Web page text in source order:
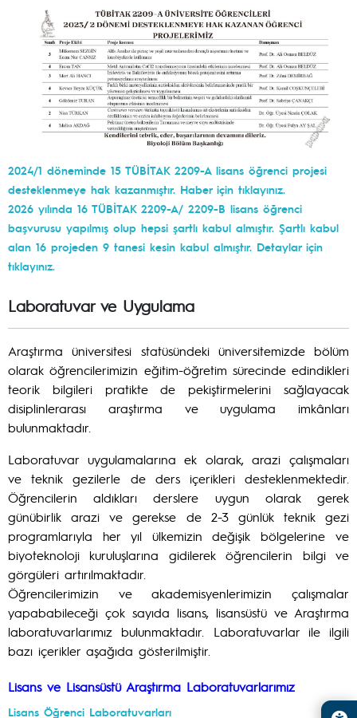
2024/1 döneminde 15 TÜBİTAK 2209-A lisans öğrenci projesi
desteklenmeye hak kazanmıştır. Haber için tıklayınız.
2026 yılında 16 TÜBİTAK 2209-A/ 2209-B lisans öğrenci
başvurusu yapılmış olup hepsi şartlı kabul almıştır. Şartlı kabul
alan 16 projeden 9 tanesi kesin kabul almıştır. Detaylar için
tıklayınız.
Laboratuvar ve Uygulama
Araştırma üniversitesi statüsündeki üniversitemizde bölüm
olarak öğrencilerimizin eğitim-öğretim sürecinde edindikleri
teorik bilgileri pratikte de pekiştirmelerini sağlayacak
disiplinlerarası araştırma ve uygulama imkânları
bulunmaktadır.
Laboratuvar uygulamalarına ek olarak, arazi çalışmaları
ve teknik gezilerle de ders içerikleri desteklenmektedir.
Öğrencilerin aldıkları derslere uygun olarak gerek
günübirlik arazi ve gerekse de 2-3 günlük teknik gezi
programlarıyla her yıl ülkemizin değişik bölgelerine ve
biyoteknoloji kuruluşlarına gidilerek öğrencilerin bilgi ve
görgüleri artırılmaktadır.
Öğrencilerimizin ve akademisyenlerimizin çalışmalar
yapababileceği çok sayıda lisans, lisansüstü ve Araştırma
laboratuvarlarımız bulunmaktadır. Laboratuvarlar ile ilgili
bazı içerikler aşağıda gösterilmiştir.
Lisans ve Lisansüstü Araştırma Laboratuvarlarımız
Lisans Öğrenci Laboratuvarları